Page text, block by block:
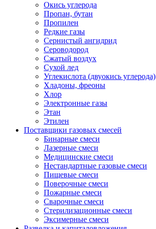
Окись углерода
Пропан, бутан
Пропилен
Редкие газы
Сернистый ангидрид
Сероводород
Сжатый воздух
Сухой лед
Углекислота (двуокись углерода)
Хладоны, фреоны
Хлор
Электронные газы
Этан
Этилен
Поставщики газовых смесей
Бинарные смеси
Лазерные смеси
Медицинские смеси
Нестандартные газовые смеси
Пищевые смеси
Поверочные смеси
Пожарные смеси
Сварочные смеси
Стерилизационные смеси
Эксимерные смеси